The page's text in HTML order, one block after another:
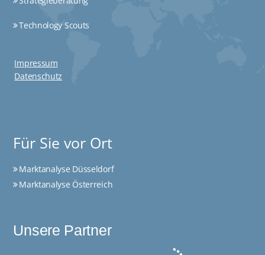
Technology Scouts
Impressum
Datenschutz
Für Sie vor Ort
Marktanalyse Düsseldorf
Marktanalyse Österreich
Unsere Partner